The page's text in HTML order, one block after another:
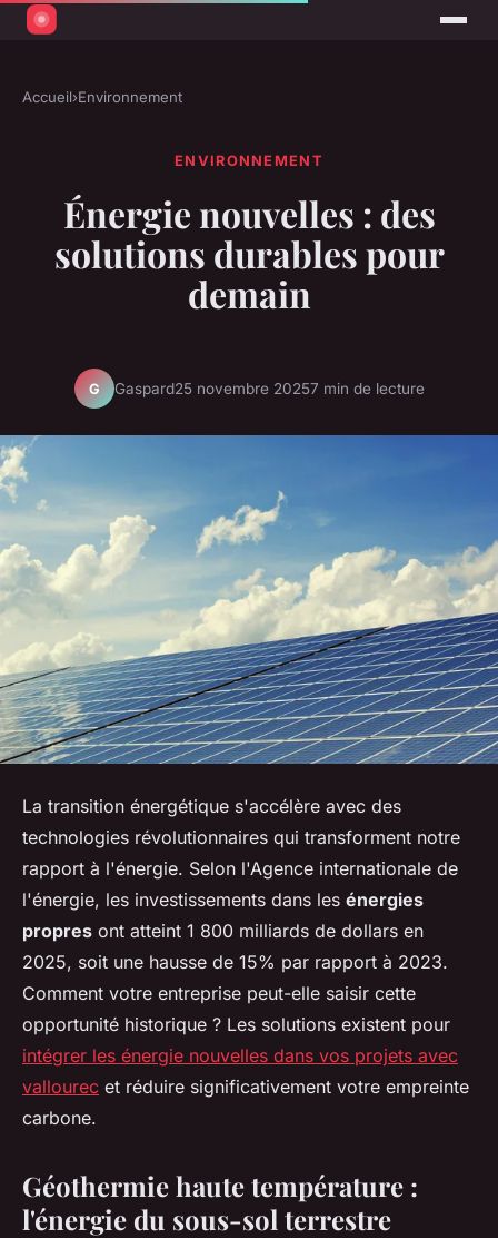
Accueil›Environnement
ENVIRONNEMENT
Énergie nouvelles : des
solutions durables pour
demain
G Gaspard25 novembre 20257 min de lecture
La transition énergétique s'accélère avec des
technologies révolutionnaires qui transforment notre
rapport à l'énergie. Selon l'Agence internationale de
l'énergie, les investissements dans les énergies
propres ont atteint 1 800 milliards de dollars en
2025, soit une hausse de 15% par rapport à 2023.
Comment votre entreprise peut-elle saisir cette
opportunité historique ? Les solutions existent pour
intégrer les énergie nouvelles dans vos projets avec
vallourec et réduire significativement votre empreinte
carbone.
Géothermie haute température :
l'énergie du sous-sol terrestre